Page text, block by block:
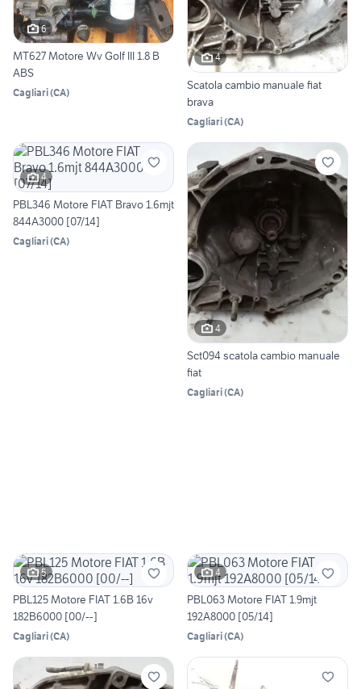
6
MT627 Motore Wv Golf III 1.8 B
ABS
Cagliari(CA)
4
Scatola cambio manuale fiat
brava
Cagliari(CA)
4
PBL346 Motore FIAT Bravo 1.6mjt
844A3000 [07/14]
Cagliari(CA)
4
Sct094 scatola cambio manuale
fiat
Cagliari(CA)
5
PBL125 Motore FIAT 1.6B 16v
182B6000 [00/--]
Cagliari(CA)
4
PBL063 Motore FIAT 1.9mjt
192A8000 [05/14]
Cagliari(CA)